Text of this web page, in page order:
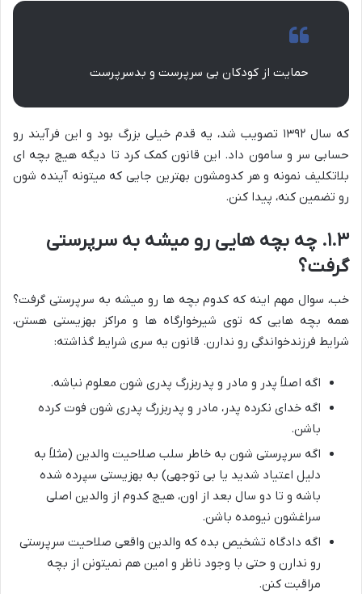
حمایت از کودکان بی سرپرست و بدسرپرست
که سال ۱۳۹۲ تصویب شد، یه قدم خیلی بزرگ بود و این فرآیند رو
حسابی سر و سامون داد. این قانون کمک کرد تا دیگه هیچ بچه ای
بلاتکلیف نمونه و هر کدومشون بهترین جایی که میتونه آینده شون
رو تضمین کنه، پیدا کنن.
۱.۳. چه بچه هایی رو میشه به سرپرستی
گرفت؟
خب، سوال مهم اینه که کدوم بچه ها رو میشه به سرپرستی گرفت؟
همه بچه هایی که توی شیرخوارگاه ها و مراکز بهزیستی هستن،
شرایط فرزندخواندگی رو ندارن. قانون یه سری شرایط گذاشته:
اگه اصلاً پدر و مادر و پدربزرگ پدری شون معلوم نباشه.
اگه خدای نکرده پدر، مادر و پدربزرگ پدری شون فوت کرده
باشن.
اگه سرپرستی شون به خاطر سلب صلاحیت والدین (مثلاً به
دلیل اعتیاد شدید یا بی توجهی) به بهزیستی سپرده شده
باشه و تا دو سال بعد از اون، هیچ کدوم از والدین اصلی
سراغشون نیومده باشن.
اگه دادگاه تشخیص بده که والدین واقعی صلاحیت سرپرستی
رو ندارن و حتی با وجود ناظر و امین هم نمیتونن از بچه
مراقبت کنن.